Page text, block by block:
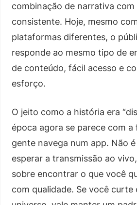
combinação de narrativa com
consistente. Hoje, mesmo
plataformas diferentes, o
responde ao mesmo tipo de
de conteúdo, fácil acesso e
esforço.
O jeito como a história era
época agora se parece com
gente navega num app. Não
esperar a transmissão ao
sobre encontrar o que você
com qualidade. Se você curte